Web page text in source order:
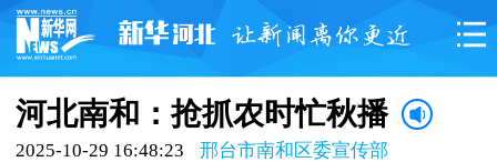
河北南和：抢抓农时忙秋播
2025-10-29 16:48:23 邢台市南和区委宣传部